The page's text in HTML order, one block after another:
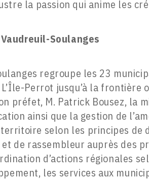
la passion qui anime les
Vaudreuil-Soulanges
regroupe les 23
L’Île-Perrot jusqu’à la frontière
préfet, M. Patrick Bousez, la
ainsi que la gestion de
selon les principes de
de rassembleur auprès des
d’actions régionales
les services aux